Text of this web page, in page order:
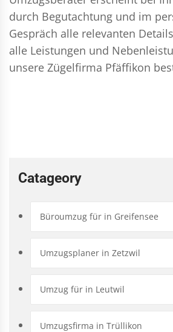
durch Begutachtung und im
Gespräch alle relevanten
alle Leistungen und
unsere Zügelfirma Pfäffikon
Catageory
Büroumzug für in Greifensee
Umzugsplaner in Zetzwil
Umzug für in Leutwil
Umzugsfirma in Trüllikon